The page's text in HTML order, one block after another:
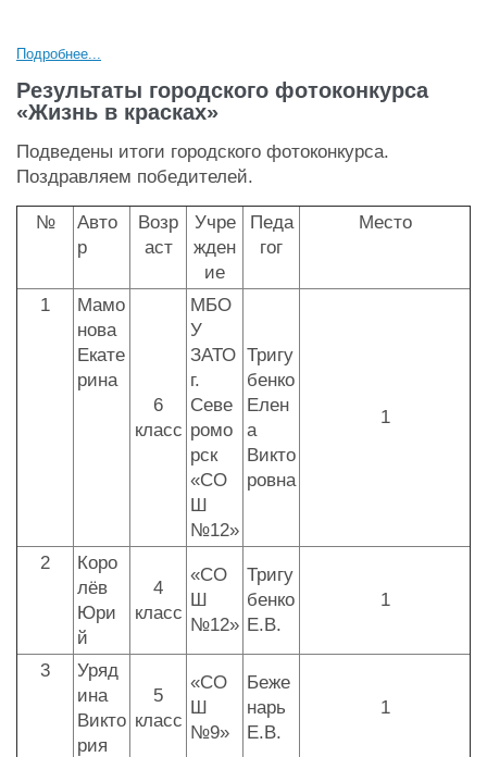
Подробнее...
Результаты городского фотоконкурса
«Жизнь в красках»
Подведены итоги городского фотоконкурса.
Поздравляем победителей.
№
Авто
р
Возр
аст
Учре
жден
ие
Педа
гог
Место
1
Мамо
нова
Екате
рина
6
класс
МБО
У
ЗАТО
г.
Севе
ромо
рск
«СО
Ш
№12»
Тригу
бенко
Елен
а
Викто
ровна
1
2
Коро
лёв
Юри
й
4
класс
«СО
Ш
№12»
Тригу
бенко
Е.В.
1
3
Уряд
ина
Викто
рия
5
класс
«СО
Ш
№9»
Беже
нарь
Е.В.
1